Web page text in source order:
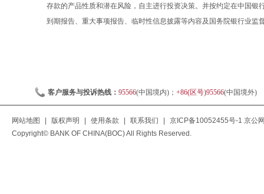
存款的产品性质和潜在风险，自主进行投资决策。并按约定在中国
到期报告、重大事项报告、临时性信息披露等内容及国务院银行业监
客户服务与投诉热线： 95566(中国境内)； +86(区号)95566(中国境外)
网站地图 版权声明 使用条款 联系我们 京ICP备10052455号-1 京公
Copyright© BANK OF CHINA(BOC) All Rights Reserved.